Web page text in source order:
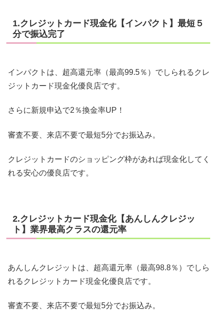
1.クレジットカード現金化【インパクト】最短５
分で振込完了
インパクトは、超高還元率（最高99.5％）でしられるクレ
ジットカード現金化優良店です。
さらに新規申込で2％換金率UP！
審査不要、来店不要で最短5分でお振込み。
クレジットカードのショッピング枠があれば現金化してく
れる安心の優良店です。
2.クレジットカード現金化【あんしんクレジッ
ト】業界最高クラスの還元率
あんしんクレジットは、超高還元率（最高98.8％）でしら
れるクレジットカード現金化優良店です。
審査不要、来店不要で最短5分でお振込み。